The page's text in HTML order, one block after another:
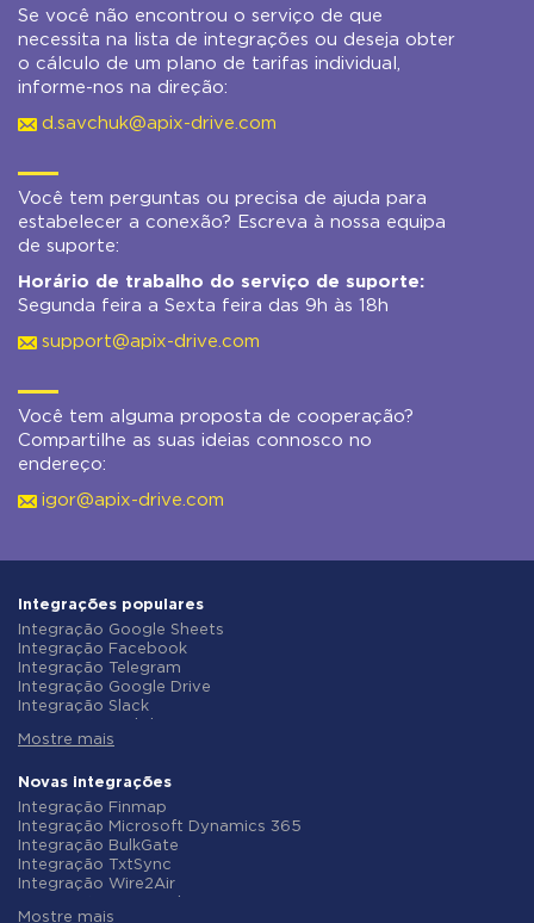
Se você não encontrou o serviço de que
necessita na lista de integrações ou deseja obter
o cálculo de um plano de tarifas individual,
informe-nos na direção:
d.savchuk@apix-drive.com
Você tem perguntas ou precisa de ajuda para
estabelecer a conexão? Escreva à nossa equipa
de suporte:
Horário de trabalho do serviço de suporte:
Segunda feira a Sexta feira das 9h às 18h
support@apix-drive.com
Você tem alguma proposta de cooperação?
Compartilhe as suas ideias connosco no
endereço:
igor@apix-drive.com
Integrações populares
Integração Google Sheets
Integração Facebook
Integração Telegram
Integração Google Drive
Integração Slack
Integração Gmail
Integração ClickUp
Integração Airtable
Integração Google Contacts
Integração OpenAI (ChatGPT)
Integração Instagram
Integração ActiveCampaign
Integração Typeform
Integração Salesforce CRM
Mostre mais
Novas integrações
Integração Finmap
Integração Microsoft Dynamics 365
Integração BulkGate
Integração TxtSync
Integração Wire2Air
Mostre mais